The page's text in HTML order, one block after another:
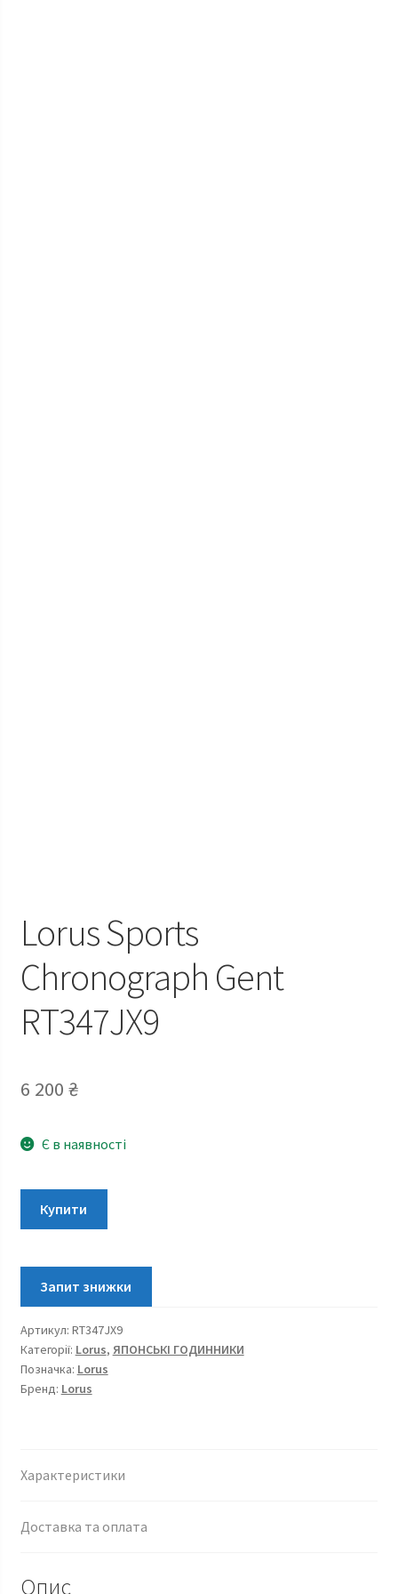
Lorus Sports
Chronograph Gent
RT347JX9
6 200 ₴
Є в наявності
Sports
Gent
RT347JX9
кількість
Купити
Артикул: RT347JX9
Категорії: Lorus, ЯПОНСЬКІ ГОДИННИКИ
Позначка: Lorus
Бренд: Lorus
Характеристики
Доставка та оплата
Опис